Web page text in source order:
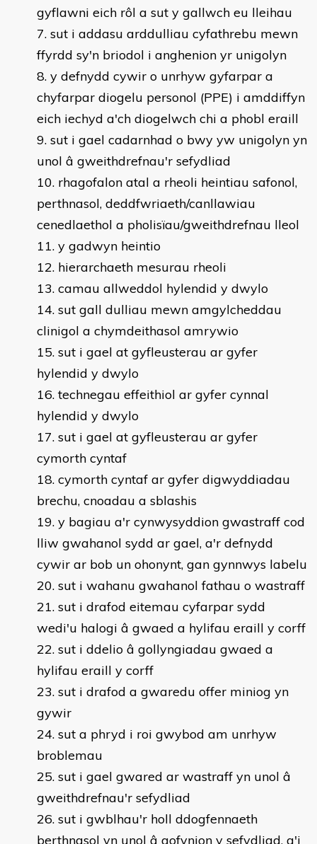
gyflawni eich rôl a sut y gallwch eu lleihau
sut i addasu arddulliau cyfathrebu mewn
ffyrdd sy'n briodol i anghenion yr unigolyn
y defnydd cywir o unrhyw gyfarpar a
chyfarpar diogelu personol (PPE) i amddiffyn
eich iechyd a'ch diogelwch chi a phobl eraill
sut i gael cadarnhad o bwy yw unigolyn yn
unol â gweithdrefnau'r sefydliad
rhagofalon atal a rheoli heintiau safonol,
perthnasol, deddfwriaeth/canllawiau
cenedlaethol a pholisïau/gweithdrefnau lleol
y gadwyn heintio
hierarchaeth mesurau rheoli
camau allweddol hylendid y dwylo
sut gall dulliau mewn amgylcheddau
clinigol a chymdeithasol amrywio
sut i gael at gyfleusterau ar gyfer
hylendid y dwylo
technegau effeithiol ar gyfer cynnal
hylendid y dwylo
sut i gael at gyfleusterau ar gyfer
cymorth cyntaf
cymorth cyntaf ar gyfer digwyddiadau
brechu, cnoadau a sblashis
y bagiau a'r cynwysyddion gwastraff cod
lliw gwahanol sydd ar gael, a'r defnydd
cywir ar bob un ohonynt, gan gynnwys labelu
sut i wahanu gwahanol fathau o wastraff
sut i drafod eitemau cyfarpar sydd
wedi'u halogi â gwaed a hylifau eraill y corff
sut i ddelio â gollyngiadau gwaed a
hylifau eraill y corff
sut i drafod a gwaredu offer miniog yn
gywir
sut a phryd i roi gwybod am unrhyw
broblemau
sut i gael gwared ar wastraff yn unol â
gweithdrefnau'r sefydliad
sut i gwblhau'r holl ddogfennaeth
berthnasol yn unol â gofynion y sefydliad, a'i